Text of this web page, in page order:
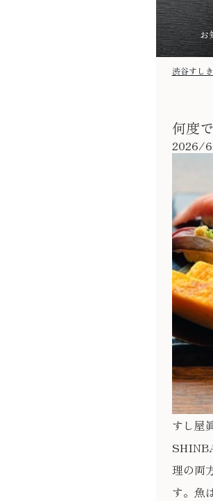
渋谷すしき
何度
2026/
すし屋
理の両
す。魚
お